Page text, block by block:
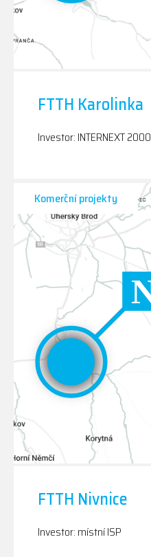
FTTH Karolinka
Investor: INTERNEXT 2000
Komerční projekty
FTTH Nivnice
Investor: místní ISP